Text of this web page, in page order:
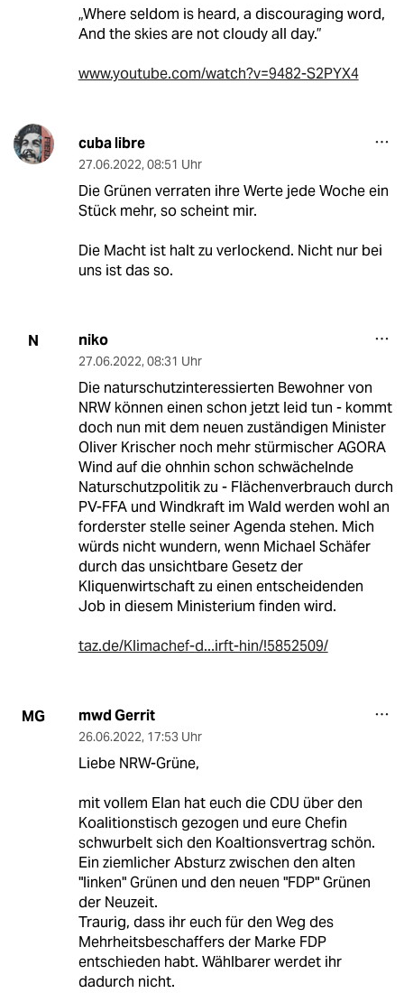
„Where seldom is heard, a discouraging word,
And the skies are not cloudy all day.”
www.youtube.com/watch?v=9482-S2PYX4
cuba libre
27.06.2022, 08:51 Uhr
Die Grünen verraten ihre Werte jede Woche ein
Stück mehr, so scheint mir.
Die Macht ist halt zu verlockend. Nicht nur bei
uns ist das so.
N niko
27.06.2022, 08:31 Uhr
Die naturschutzinteressierten Bewohner von
NRW können einen schon jetzt leid tun - kommt
doch nun mit dem neuen zuständigen Minister
Oliver Krischer noch mehr stürmischer AGORA
Wind auf die ohnhin schon schwächelnde
Naturschutzpolitik zu - Flächenverbrauch durch
PV-FFA und Windkraft im Wald werden wohl an
forderster stelle seiner Agenda stehen. Mich
würds nicht wundern, wenn Michael Schäfer
durch das unsichtbare Gesetz der
Kliquenwirtschaft zu einen entscheidenden
Job in diesem Ministerium finden wird.
taz.de/Klimachef-d...irft-hin/!5852509/
MG mwd Gerrit
26.06.2022, 17:53 Uhr
Liebe NRW-Grüne,
mit vollem Elan hat euch die CDU über den
Koalitionstisch gezogen und eure Chefin
schwurbelt sich den Koaltionsvertrag schön.
Ein ziemlicher Absturz zwischen den alten
"linken" Grünen und den neuen "FDP" Grünen
der Neuzeit.
Traurig, dass ihr euch für den Weg des
Mehrheitsbeschaffers der Marke FDP
entschieden habt. Wählbarer werdet ihr
dadurch nicht.